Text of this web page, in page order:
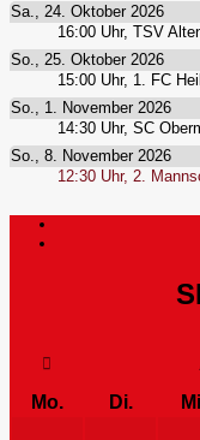
Sa., 24. Oktober 2026
16:00 Uhr, TSV
So., 25. Oktober 2026
15:00 Uhr, 1. FC
So., 1. November 2026
14:30 Uhr, SC
So., 8. November 2026
12:30 Uhr, 2.
Mo. Di.